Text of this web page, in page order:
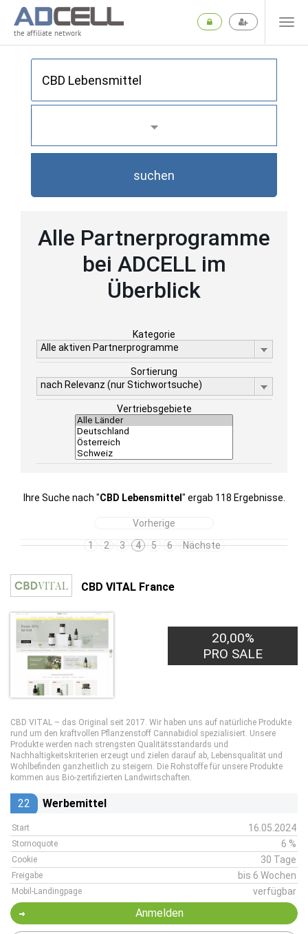
the affiliate network
suchen
Alle Partnerprogramme
bei ADCELL im
Überblick
Kategorie
Alle aktiven Partnerprogramme
Sortierung
nach Relevanz (nur Stichwortsuche)
Vertriebsgebiete
Ihre Suche nach "CBD Lebensmittel " ergab 118 Ergebnisse.
Vorherige
1
2 3 4 5 6 Nächste
CBD VITAL France
20,00%
PRO SALE
CBD VITAL – das Original seit 2017. Wir haben uns auf natürliche Produkte
rund um den kraftvollen Pflanzenstoff Cannabidiol spezialisiert. Unsere
Produkte werden nach strengsten Qualitätsstandards und
Nachhaltigkeitskriterien erzeugt und zielen darauf ab, Lebensqualität und
Wohlbefinden ganzheitlich zu steigern. Die Rohstoffe für unsere Produkte
kommen aus Bio-zertifizierten Landwirtschaften.
22 Werbemittel
Start 16.05.2024
Stornoquote 6 %
Cookie 30 Tage
Freigabe bis 6 Wochen
Mobil-Landingpage verfügbar
Anmelden